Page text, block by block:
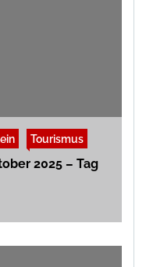
Tourismus
2025 – Tag